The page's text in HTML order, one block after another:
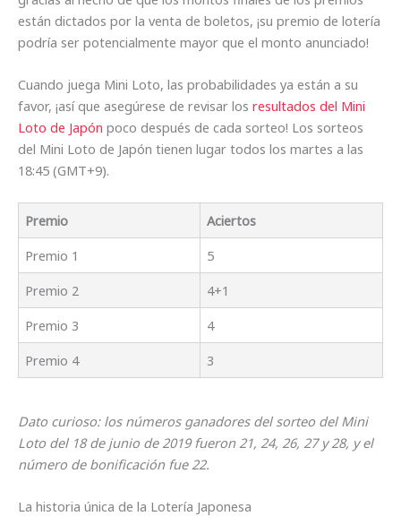
están dictados por la venta de boletos, ¡su premio de lotería
podría ser potencialmente mayor que el monto anunciado!
Cuando juega Mini Loto, las probabilidades ya están a su
favor, ¡así que asegúrese de revisar los resultados del Mini
Loto de Japón poco después de cada sorteo! Los sorteos
del Mini Loto de Japón tienen lugar todos los martes a las
18:45 (GMT+9).
Premio
Aciertos
Premio 1
5
Premio 2
4+1
Premio 3
4
Premio 4
3
Dato curioso: los números ganadores del sorteo del Mini
Loto del 18 de junio de 2019 fueron 21, 24, 26, 27 y 28, y el
número de bonificación fue 22.
La historia única de la Lotería Japonesa